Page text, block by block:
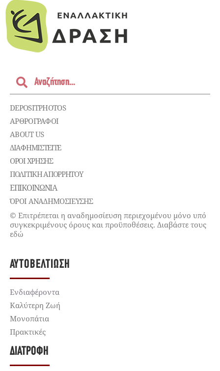
DEPOSITPHOTOS
ΑΡΘΡΟΓΡΑΦΟΙ
ABOUT US
ΔΙΑΦΗΜΙΣΤΕΊΤΕ
ΌΡΟΙ ΧΡΉΣΗΣ
ΠΟΛΙΤΙΚΉ ΑΠΟΡΡΉΤΟΥ
ΕΠΙΚΟΙΝΩΝΊΑ
ΌΡΟΙ ΑΝΑΔΗΜΟΣΙΕΥΣΗΣ
© Επιτρέπεται η αναδημοσίευση περιεχομένου μόνο υπό
συγκεκριμένους όρους και προϋποθέσεις. Διαβάστε τους
εδώ
ΑΥΤΟΒΕΛΤΊΩΣΗ
Ενδιαφέροντα
Καλύτερη Ζωή
Μονοπάτια
Πρακτικές
ΔΙΑΤΡΟΦΉ